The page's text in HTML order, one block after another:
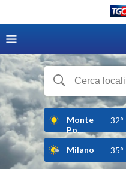
Monte
Po...
32°
Milano 35°